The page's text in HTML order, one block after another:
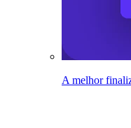
A melhor